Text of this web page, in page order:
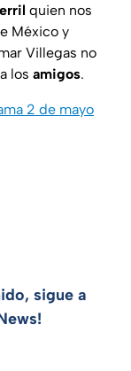
quien nos
México y
Villegas no
los amigos.
2 de mayo
sigue a